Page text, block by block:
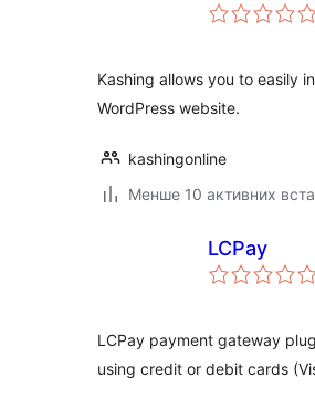
Kashing allows you to easily
WordPress website.
kashingonline
Менше 10 активних
LCPay
LCPay payment gateway
using credit or debit cards